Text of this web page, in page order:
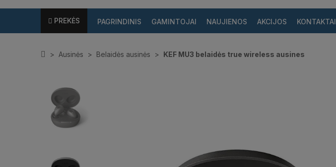
PREKĖS PAGRINDINIS GAMINTOJAI NAUJIENOS AKCIJOS KONTAKTAI
Ausinės Belaidės ausinės KEF MU3 belaidės true wireless ausines